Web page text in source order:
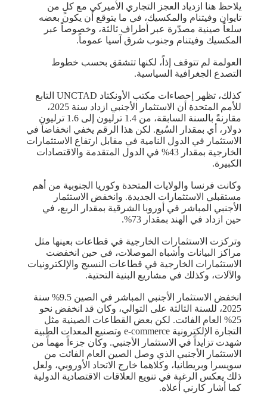
يلاحظ هنا ازدياد العجز التجاري الأميركي مع كلٍ من
تايوان وفيتنام والمكسيك، في ما يتوقع أن يكون بعضه
سلعاً صينية مصدّرة عبر أطراف ثالثة، وخصوصاً عبر
المكسيك وفيتنام وجنوب شرق آسيا عموماً.
العولمة لم تتوقف إذاً، لكنها تتشقق بحسب خطوط
التصدع الجغرافية السياسية.
كذلك، تظهر إحصاءات مكتب الأونكتاد UNCTAD التابع
للأمم المتحدة أن الاستثمار الأجنبي ازداد سنة 2025،
مقارنةً بالسنة السابقة، من 1.4 ترليون إلى 1.6 ترليون
دولار، أي بمقدار السُبع. لكن هذا الرقم يخفي انخفاضاً في
الاستثمار في الدول النامية في مقابل ارتفاع الاستثمارات
الخارجية بمقدار 43% في الدول المتقدمة والاقتصادات
الكبيرة.
وكانت فرنسا والولايات المتحدة وكوريا الجنوبية من أهم
مستقبلي الاستثمارات الجديدة. وانخفض الاستثمار
الأجنبي المباشر في أوروبا الشرقية بمقدار الربع، في
حين ازداد في الهند بمقدار 73%.
وتركزت الاستثمارات الخارجية في قطاعات بعينها مثل
مراكز البيانات وأشباه الموصلات، في حين انخفضت
الاستثمارات الخارجية في قطاعات النسيج والإلكترونيات
والآلات، وكذلك في مشاريع البنية التحتية.
انخفض الاستثمار الأجنبي المباشر في الصين 9.5% سنة
2025، للسنة الثالثة على التوالي، وكان قد انخفض نحو
25% العام الفائت. لكن بعض القطاعات الصينية مثل
التجارة الإلكترونية e-commerce وتصنيع المعدات الطبية
شهدت تزايداً في الاستثمار الأجنبي. وكان جزءاً مهماً من
الاستثمار الأجنبي الذي وصل الصين العام الفائت من
سويسرا وبريطانيا، وكلاهما خارج الاتحاد الأوروبي، ولعل
ذلك يعكس الرغبة في تنويع العلاقات الاقتصادية الدولية
كما أشار كارني أعلاه.